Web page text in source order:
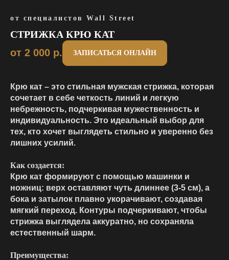
от специалистов Wall Street
СТРИЖКА КРЮ КАТ
от 2 000 р. ЗАПИСАТЬСЯ ОНЛАЙН
Крю кат – это стильная мужская стрижка, которая
сочетает в себе четкость линий и легкую
небрежность, подчеркивая мужественность и
индивидуальность. Это идеальный выбор для
тех, кто хочет выглядеть стильно и уверенно без
лишних усилий.
Как создается:
Крю кат формируют с помощью машинки и
ножниц: верх оставляют чуть длиннее (3-5 см), а
бока и затылок плавно укорачивают, создавая
мягкий переход. Контуры подчеркивают, чтобы
стрижка выглядела аккуратно, но сохраняла
естественный шарм.
Преимущества: